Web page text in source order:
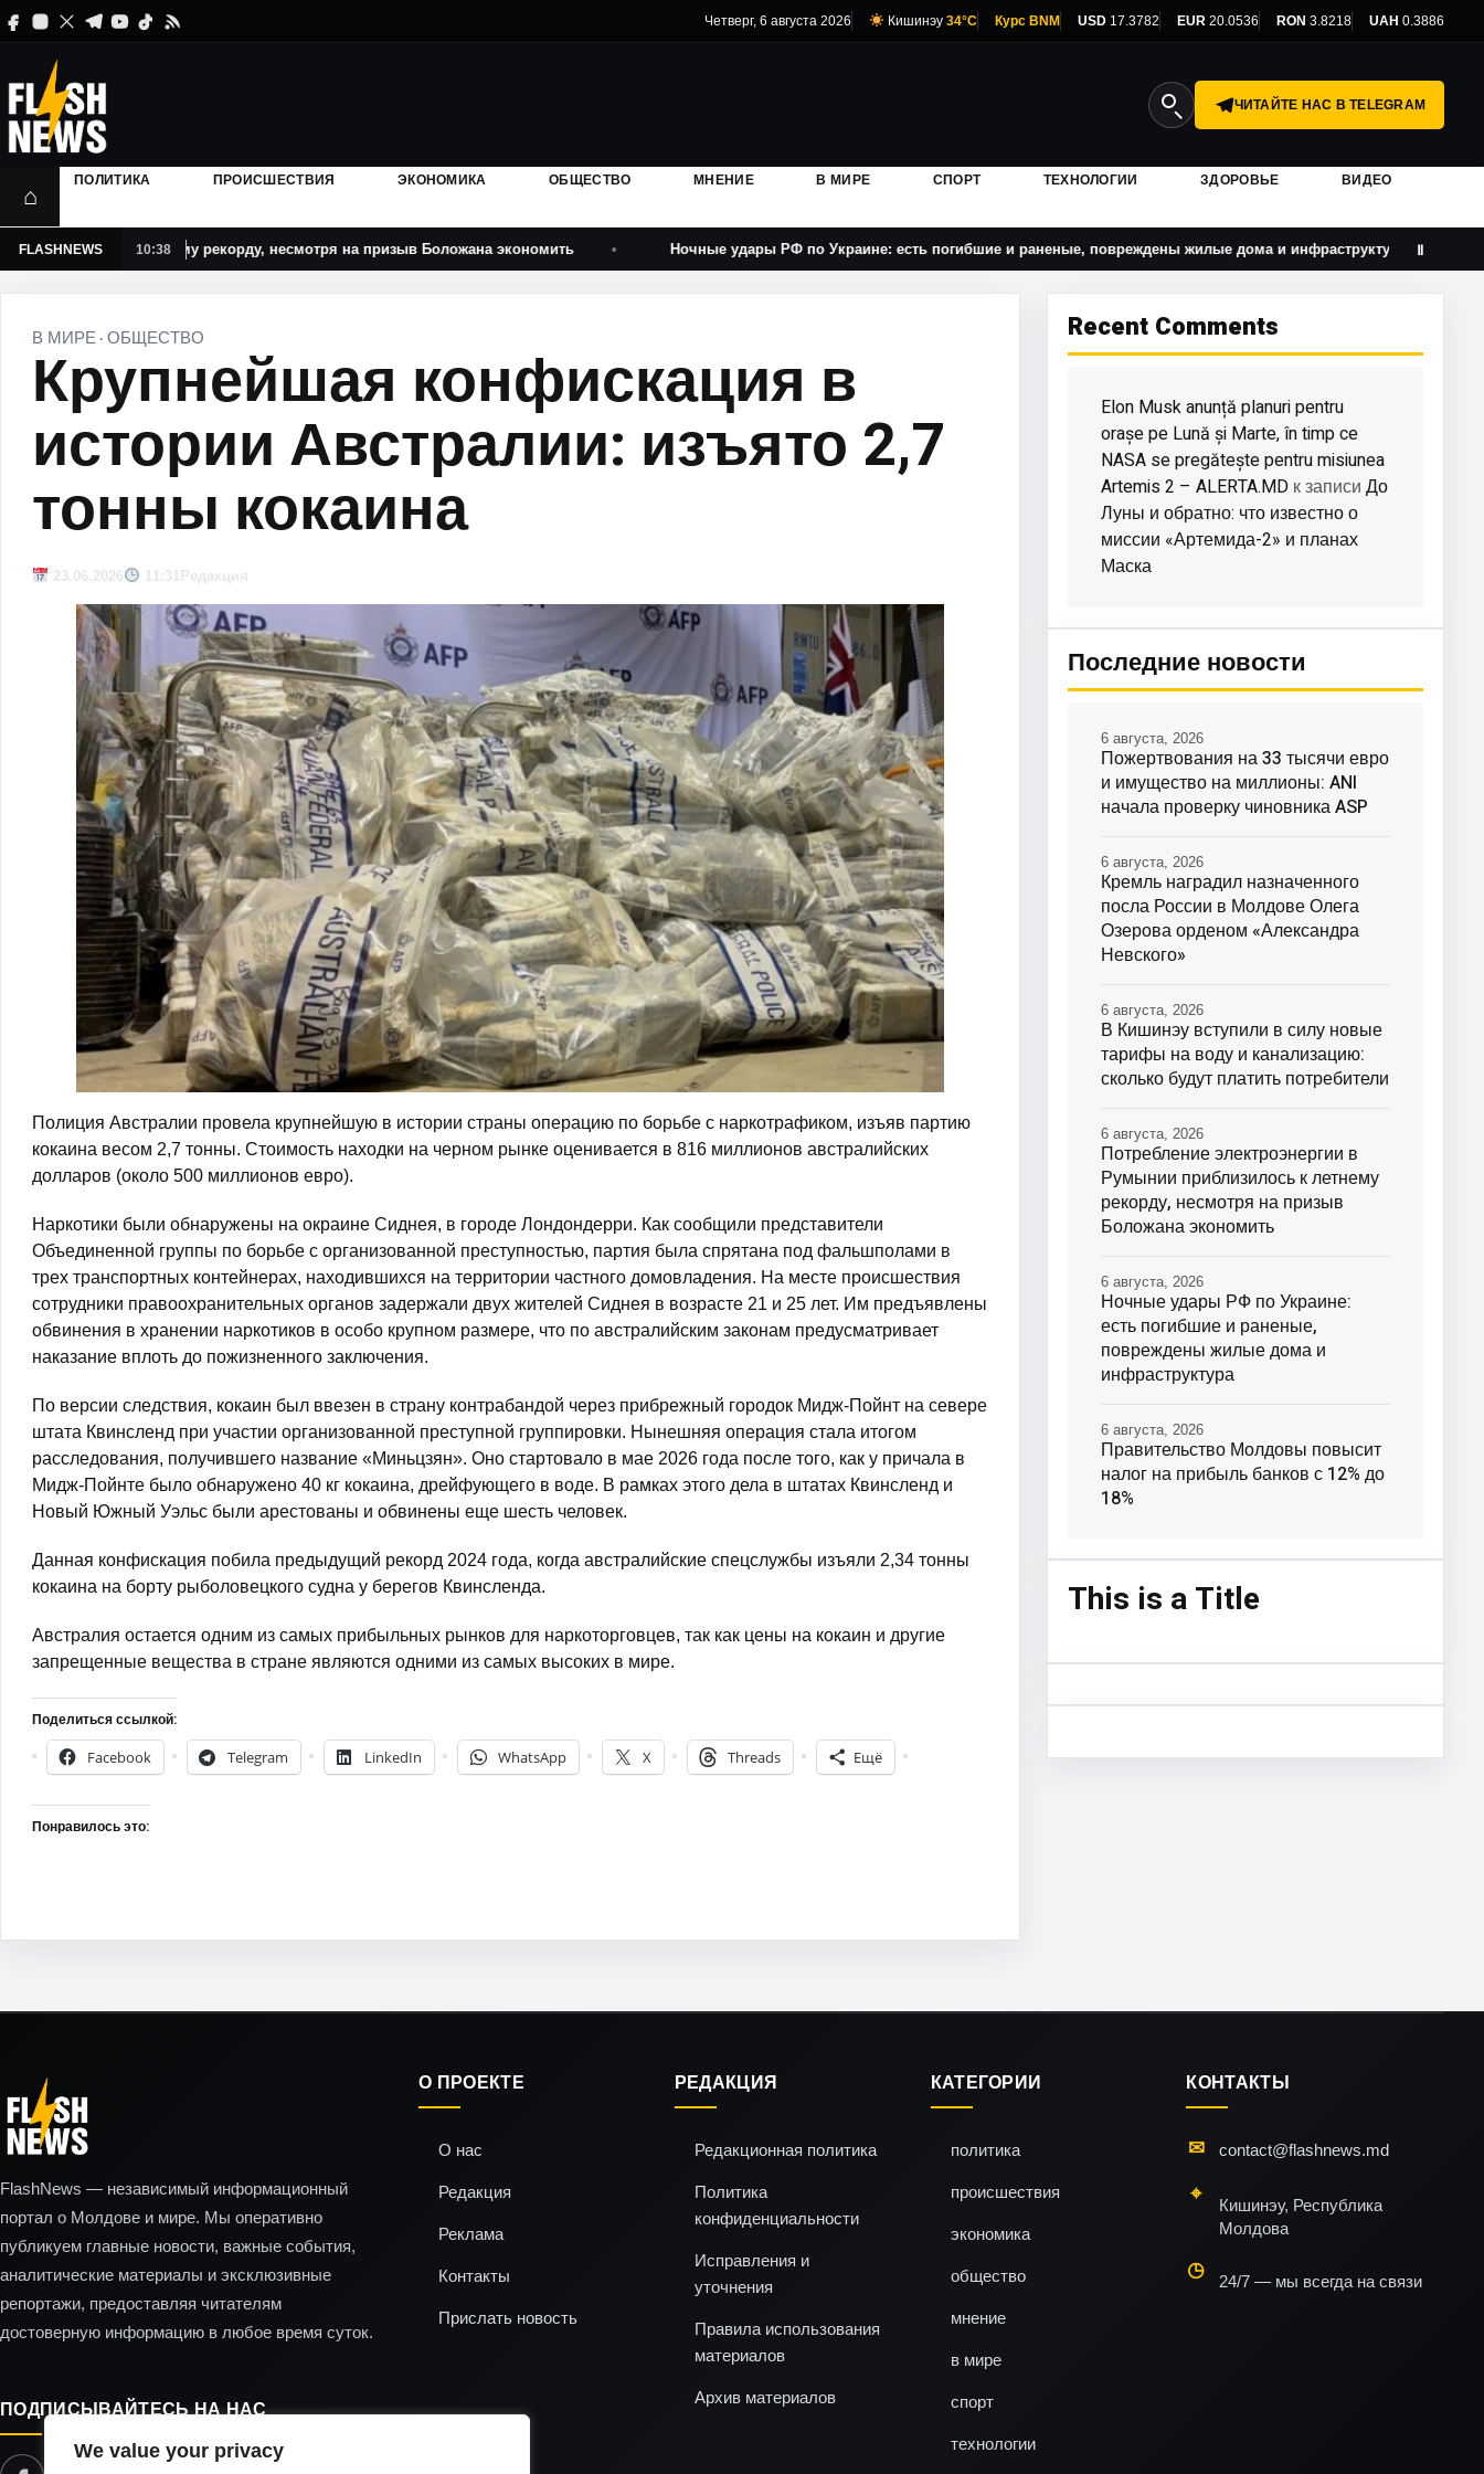
We value your privacy
Четверг, 6 августа 2026 Кишинэу 34°C Курс BNM USD 17.3782 EUR 20.0536 RON 3.8218 UAH 0.3886
ЧИТАЙТЕ НАС В TELEGRAM
⌂
ПОЛИТИКА ПРОИСШЕСТВИЯ ЭКОНОМИКА ОБЩЕСТВО МНЕНИЕ В МИРЕ СПОРТ ТЕХНОЛОГИИ ЗДОРОВЬЕ ВИДЕО
FLASHNEWS 10:38
к летнему рекорду, несмотря на призыв Боложана экономить Ночные удары РФ по Украине: есть погибшие и раненые, повреждены жилые дома и инфраструктура Ⅱ
В МИРЕ · ОБЩЕСТВО
Крупнейшая конфискация в
истории Австралии: изъято 2,7
тонны кокаина
23.06.2026 11:31 Редакция
Полиция Австралии провела крупнейшую в истории страны операцию по борьбе с наркотрафиком, изъяв партию
кокаина весом 2,7 тонны. Стоимость находки на черном рынке оценивается в 816 миллионов австралийских
долларов (около 500 миллионов евро).
Наркотики были обнаружены на окраине Сиднея, в городе Лондондерри. Как сообщили представители
Объединенной группы по борьбе с организованной преступностью, партия была спрятана под фальшполами в
трех транспортных контейнерах, находившихся на территории частного домовладения. На месте происшествия
сотрудники правоохранительных органов задержали двух жителей Сиднея в возрасте 21 и 25 лет. Им предъявлены
обвинения в хранении наркотиков в особо крупном размере, что по австралийским законам предусматривает
наказание вплоть до пожизненного заключения.
По версии следствия, кокаин был ввезен в страну контрабандой через прибрежный городок Мидж-Пойнт на севере
штата Квинсленд при участии организованной преступной группировки. Нынешняя операция стала итогом
расследования, получившего название «Миньцзян». Оно стартовало в мае 2026 года после того, как у причала в
Мидж-Пойнте было обнаружено 40 кг кокаина, дрейфующего в воде. В рамках этого дела в штатах Квинсленд и
Новый Южный Уэльс были арестованы и обвинены еще шесть человек.
Данная конфискация побила предыдущий рекорд 2024 года, когда австралийские спецслужбы изъяли 2,34 тонны
кокаина на борту рыболовецкого судна у берегов Квинсленда.
Австралия остается одним из самых прибыльных рынков для наркоторговцев, так как цены на кокаин и другие
запрещенные вещества в стране являются одними из самых высоких в мире.
Поделиться ссылкой:
Facebook
Telegram LinkedIn WhatsApp X Threads Ещё
Понравилось это:
Recent Comments
Elon Musk anunță planuri pentru
orașe pe Lună și Marte, în timp ce
NASA se pregătește pentru misiunea
Artemis 2 – ALERTA.MD к записи До
Луны и обратно: что известно о
миссии «Артемида-2» и планах
Маска
Последние новости
Пожертвования на 33 тысячи евро
и имущество на миллионы: ANI
начала проверку чиновника ASP
6 августа, 2026
Кремль наградил назначенного
посла России в Молдове Олега
Озерова орденом «Александра
Невского»
6 августа, 2026
В Кишинэу вступили в силу новые
тарифы на воду и канализацию:
сколько будут платить потребители
6 августа, 2026
Потребление электроэнергии в
Румынии приблизилось к летнему
рекорду, несмотря на призыв
Боложана экономить
6 августа, 2026
Ночные удары РФ по Украине:
есть погибшие и раненые,
повреждены жилые дома и
инфраструктура
6 августа, 2026
Правительство Молдовы повысит
налог на прибыль банков с 12% до
18%
6 августа, 2026
This is a Title
FlashNews — независимый информационный
портал о Молдове и мире. Мы оперативно
публикуем главные новости, важные события,
аналитические материалы и эксклюзивные
репортажи, предоставляя читателям
достоверную информацию в любое время суток.
ПОДПИСЫВАЙТЕСЬ НА НАС
О ПРОЕКТЕ
О нас
Редакция
Реклама
Контакты
Прислать новость
РЕДАКЦИЯ
Редакционная политика
Политика
конфиденциальности
Исправления и
уточнения
Правила использования
материалов
Архив материалов
КАТЕГОРИИ
политика
происшествия
экономика
общество
мнение
в мире
спорт
технологии
КОНТАКТЫ
contact@flashnews.md
Кишинэу, Республика
Молдова
24/7 — мы всегда на связи